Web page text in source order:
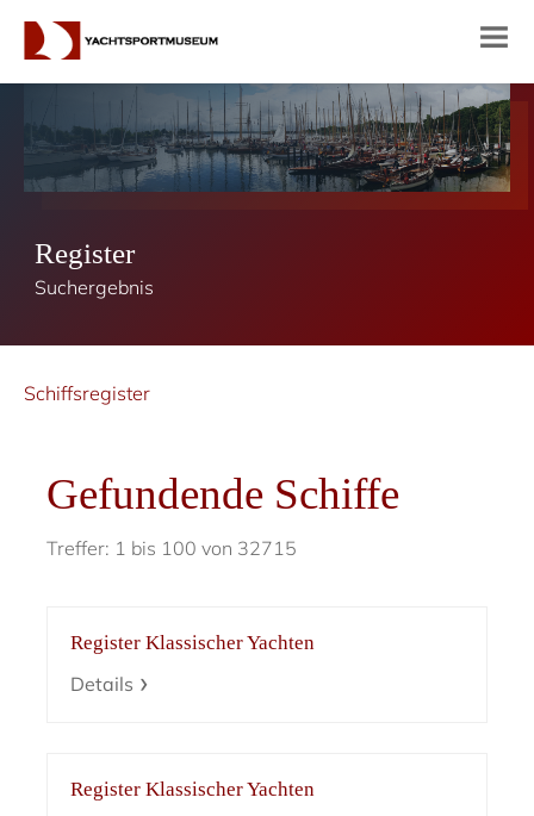
Register
Suchergebnis
Schiffsregister
Gefundende Schiffe
Treffer: 1 bis 100 von 32715
Register Klassischer Yachten
Details
Register Klassischer Yachten